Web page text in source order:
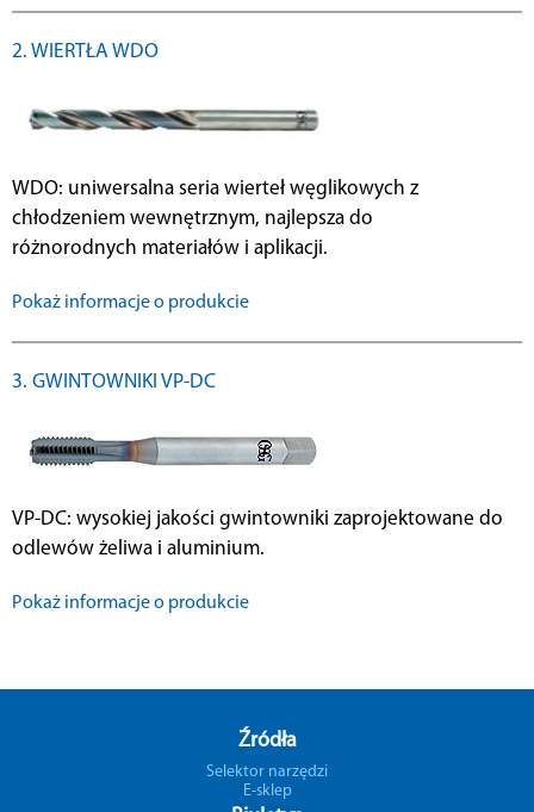
2. WIERTŁA WDO
WDO: uniwersalna seria wierteł węglikowych z
chłodzeniem wewnętrznym, najlepsza do
różnorodnych materiałów i aplikacji.
Pokaż informacje o produkcie
3. GWINTOWNIKI VP-DC
VP-DC: wysokiej jakości gwintowniki zaprojektowane do
odlewów żeliwa i aluminium.
Pokaż informacje o produkcie
Źródła
Selektor narzędzi
E-sklep